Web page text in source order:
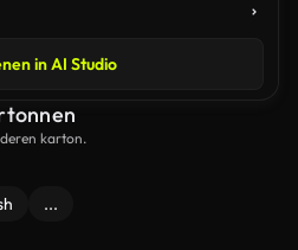
in AI Studio
karton.
...